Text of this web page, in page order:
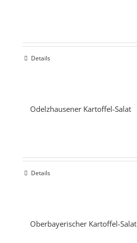
Details
Odelzhausener Kartoffel-Salat
Details
Oberbayerischer Kartoffel-Salat